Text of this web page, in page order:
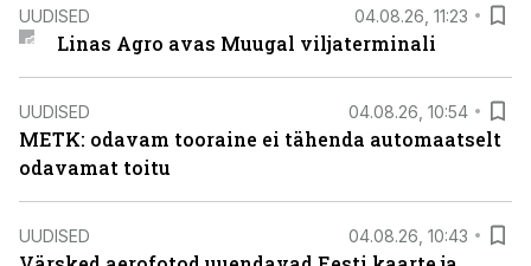
UUDISED 04.08.26, 11:23
Linas Agro avas Muugal viljaterminali
UUDISED 04.08.26, 10:54
METK: odavam tooraine ei tähenda automaatselt
odavamat toitu
UUDISED 04.08.26, 10:43